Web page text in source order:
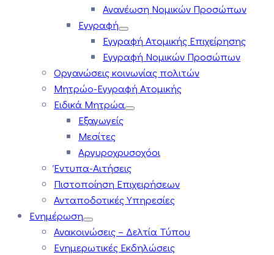
Ανανέωση Νομικών Προσώπων
Εγγραφή
Εγγραφή Ατομικής Επιχείρησης
Εγγραφή Νομικών Προσώπων
Οργανώσεις κοινωνίας πολιτών
Μητρώο-Εγγραφή Ατομικής
Ειδικά Μητρώα
Εξαγωγείς
Μεσίτες
Αργυροχρυσοχόοι
Έντυπα-Αιτήσεις
Πιστοποίηση Επιχειρήσεων
Ανταποδοτικές Υπηρεσίες
Ενημέρωση
Ανακοινώσεις – Δελτία Τύπου
Ενημερωτικές Εκδηλώσεις